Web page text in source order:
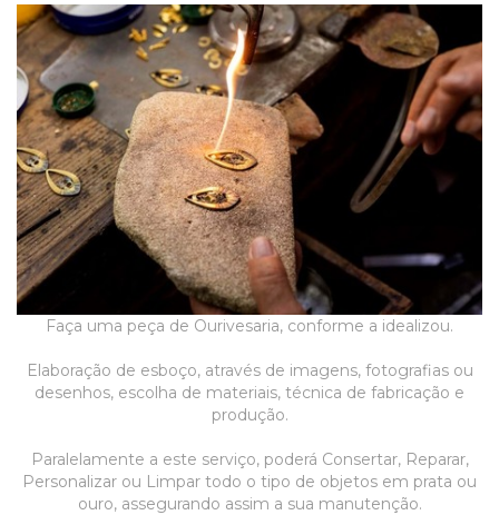
Criação,
Fabrico,
e
Produção
de
Joias.
Faça uma peça de Ourivesaria, conforme a idealizou.
Elaboração de esboço, através de imagens, fotografias ou
desenhos, escolha de materiais, técnica de fabricação e
produção.
Paralelamente a este serviço, poderá Consertar, Reparar,
Personalizar ou Limpar todo o tipo de objetos em prata ou
ouro, assegurando assim a sua manutenção.